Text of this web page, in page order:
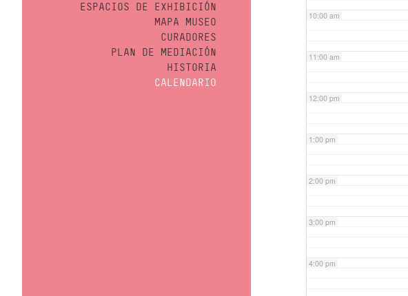
ESPACIOS DE EXHIBICIÓN
MAPA MUSEO
CURADORES
PLAN DE MEDIACIÓN
HISTORIA
CALENDARIO
10:00 am
11:00 am
12:00 pm
1:00 pm
2:00 pm
3:00 pm
4:00 pm